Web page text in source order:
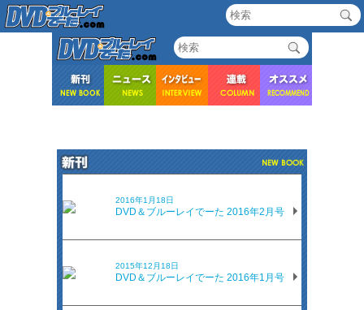
2016年1月18日
DVD＆ブルーレイでーた 2016年2月号
2015年12月18日
DVD＆ブルーレイでーた 2016年1月号